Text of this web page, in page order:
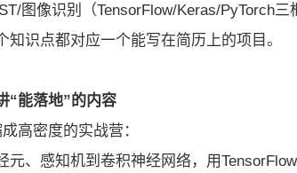
图像识别（TensorFlow/Keras/PyTorch三
知识点都对应一个能写在简历上的项目。
“能落地”的内容
高密度的实战营：
元、感知机到卷积神经网络，用